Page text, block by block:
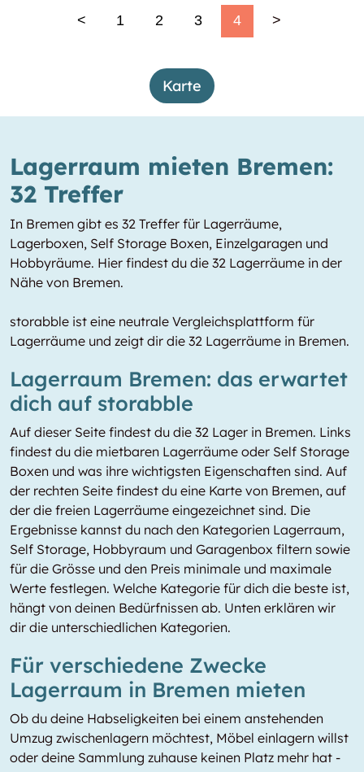
< 1 2 3 4 >
Karte
Lagerraum mieten Bremen:
32 Treffer
In Bremen gibt es 32 Treffer für Lagerräume,
Lagerboxen, Self Storage Boxen, Einzelgaragen und
Hobbyräume. Hier findest du die 32 Lagerräume in der
Nähe von Bremen.
storabble ist eine neutrale Vergleichsplattform für
Lagerräume und zeigt dir die 32 Lagerräume in Bremen.
Lagerraum Bremen: das erwartet
dich auf storabble
Auf dieser Seite findest du die 32 Lager in Bremen. Links
findest du die mietbaren Lagerräume oder Self Storage
Boxen und was ihre wichtigsten Eigenschaften sind. Auf
der rechten Seite findest du eine Karte von Bremen, auf
der die freien Lagerräume eingezeichnet sind. Die
Ergebnisse kannst du nach den Kategorien Lagerraum,
Self Storage, Hobbyraum und Garagenbox filtern sowie
für die Grösse und den Preis minimale und maximale
Werte festlegen. Welche Kategorie für dich die beste ist,
hängt von deinen Bedürfnissen ab. Unten erklären wir
dir die unterschiedlichen Kategorien.
Für verschiedene Zwecke
Lagerraum in Bremen mieten
Ob du deine Habseligkeiten bei einem anstehenden
Umzug zwischenlagern möchtest, Möbel einlagern willst
oder deine Sammlung zuhause keinen Platz mehr hat -